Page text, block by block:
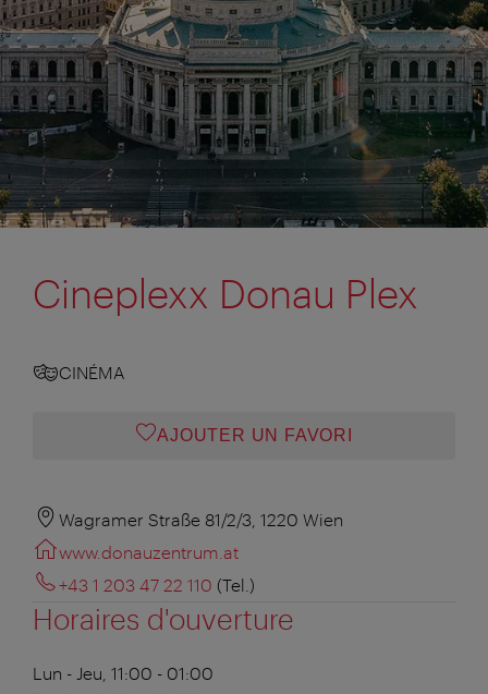
Cineplexx Donau Plex
CINÉMA
AJOUTER UN FAVORI
Wagramer Straße 81/2/3, 1220 Wien
www.donauzentrum.at
+43 1 203 47 22 110 (Tel.)
Horaires d'ouverture
Lun - Jeu, 11:00 - 01:00